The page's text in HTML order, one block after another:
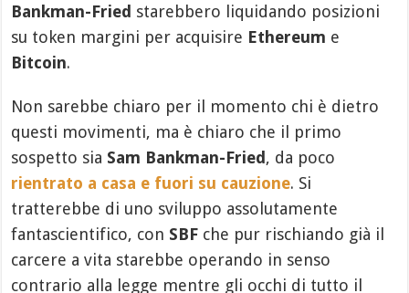
Bankman-Fried starebbero liquidando posizioni
su token margini per acquisire Ethereum e
Bitcoin.
Non sarebbe chiaro per il momento chi è dietro
questi movimenti, ma è chiaro che il primo
sospetto sia Sam Bankman-Fried , da poco
rientrato a casa e fuori su cauzione. Si
tratterebbe di uno sviluppo assolutamente
fantascientifico, con SBF che pur rischiando già il
carcere a vita starebbe operando in senso
contrario alla legge mentre gli occhi di tutto il